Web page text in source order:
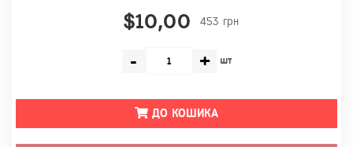
$10,00 453 грн
- + шт
ДО КОШИКА